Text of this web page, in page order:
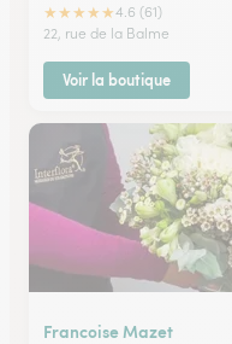
★★★★★4.6 (61)
22, rue de la Balme
Voir la boutique
Francoise Mazet